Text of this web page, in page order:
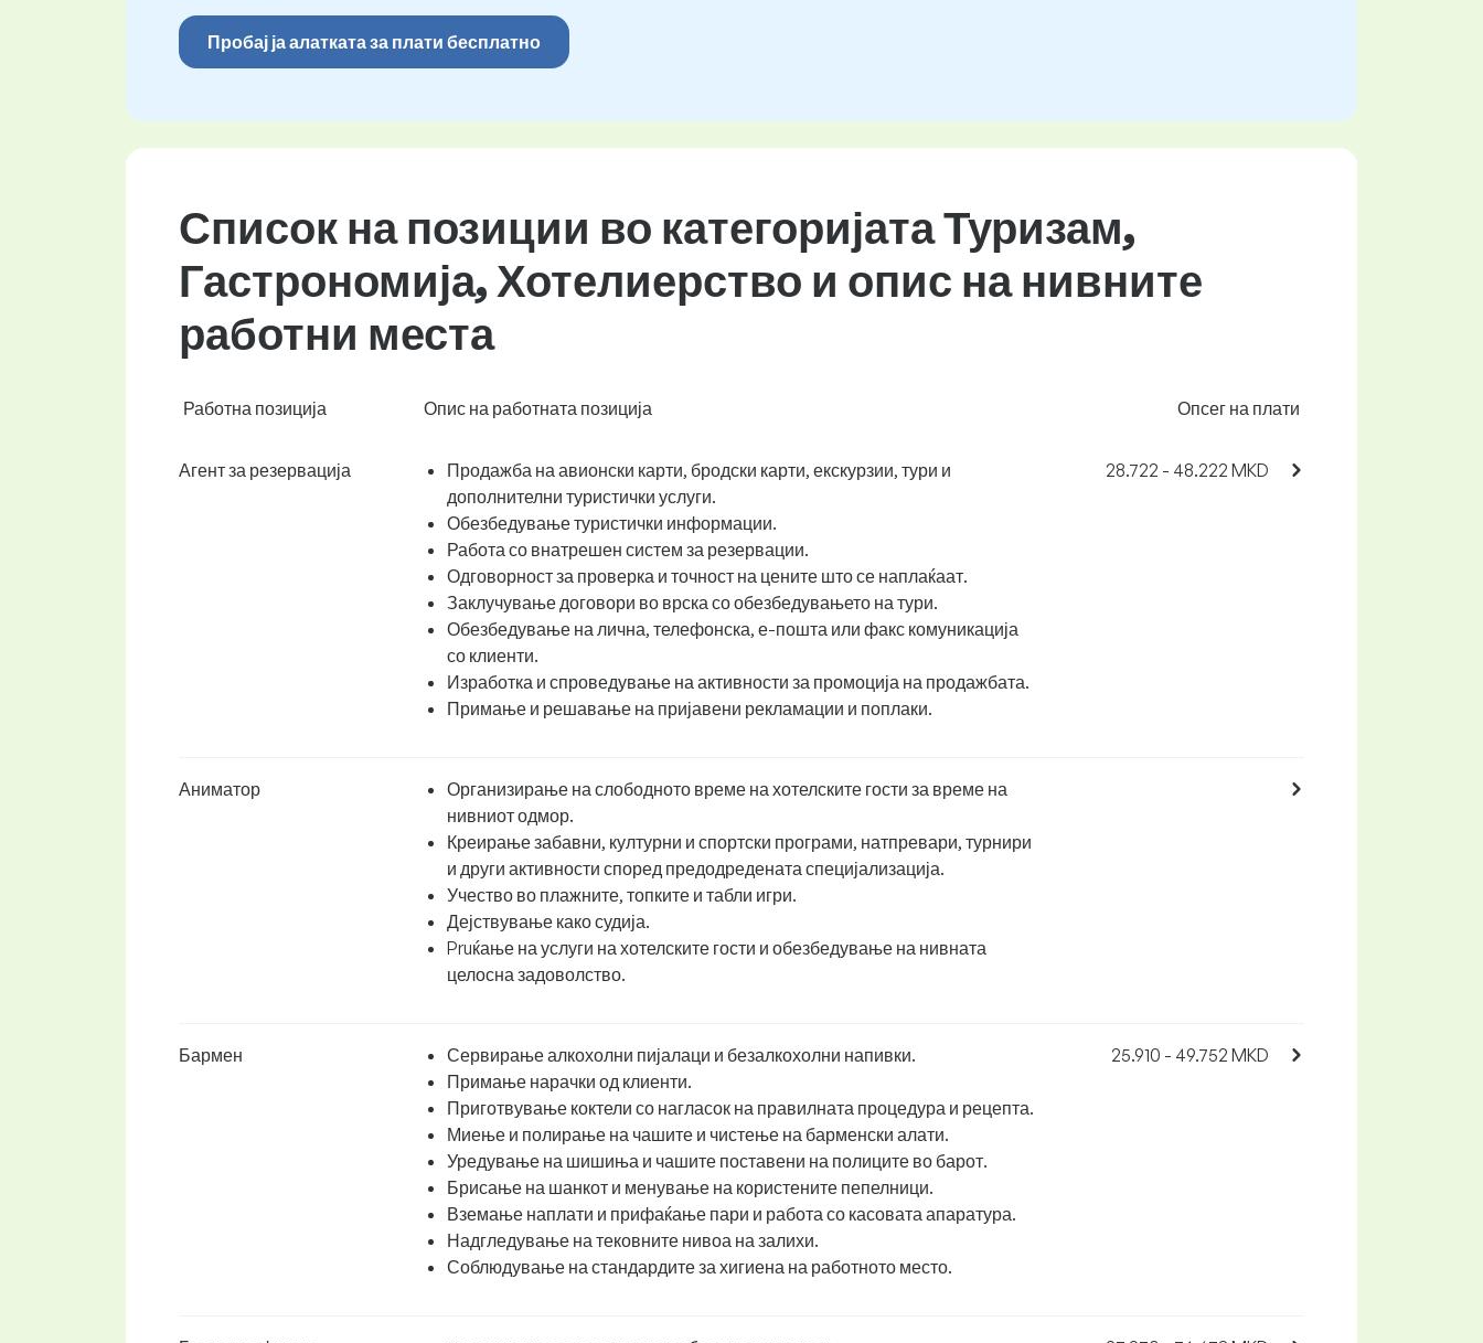
Пробај ја алатката за плати бесплатно
Список на позиции во категоријата Туризам,
Гастрономија, Хотелиерство и опис на нивните
работни места
Работна позиција Опис на работната позиција Опсег на плати
Агент за резервација
Продажба на авионски карти, бродски карти, екскурзии, тури и
дополнителни туристички услуги.
Обезбедување туристички информации.
Работа со внатрешен систем за резервации.
Одговорност за проверка и точност на цените што се наплаќаат.
Заклучување договори во врска со обезбедувањето на тури.
Обезбедување на лична, телефонска, е-пошта или факс комуникација
со клиенти.
Изработка и спроведување на активности за промоција на продажбата.
Примање и решавање на пријавени рекламации и поплаки.
28.722 - 48.222 MKD
Аниматор
Организирање на слободното време на хотелските гости за време на
нивниот одмор.
Креирање забавни, културни и спортски програми, натпревари, турнири
и други активности според предодредената специјализација.
Учество во плажните, топките и табли игри.
Дејствување како судија.
Pruќање на услуги на хотелските гости и обезбедување на нивната
целосна задоволство.
Бармен
Сервирање алкохолни пијалаци и безалкохолни напивки.
Примање нарачки од клиенти.
Приготвување коктели со нагласок на правилната процедура и рецепта.
Миење и полирање на чашите и чистење на барменски алати.
Уредување на шишиња и чашите поставени на полиците во барот.
Брисање на шанкот и менување на користените пепелници.
Вземање наплати и прифаќање пари и работа со касовата апаратура.
Надгледување на тековните нивоа на залихи.
Соблюдување на стандардите за хигиена на работното место.
25.910 - 49.752 MKD